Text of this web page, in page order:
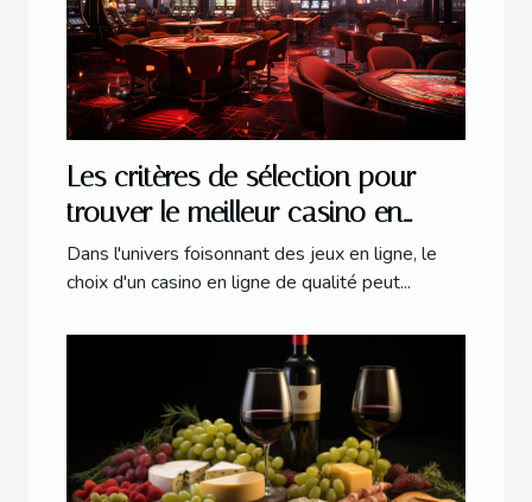
Les critères de sélection pour
trouver le meilleur casino en
ligne en 2023
Dans l'univers foisonnant des jeux en ligne, le
choix d'un casino en ligne de qualité peut...